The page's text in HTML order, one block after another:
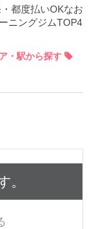
都度払いOKなお
ニングジムTOP4
・駅から探す
。